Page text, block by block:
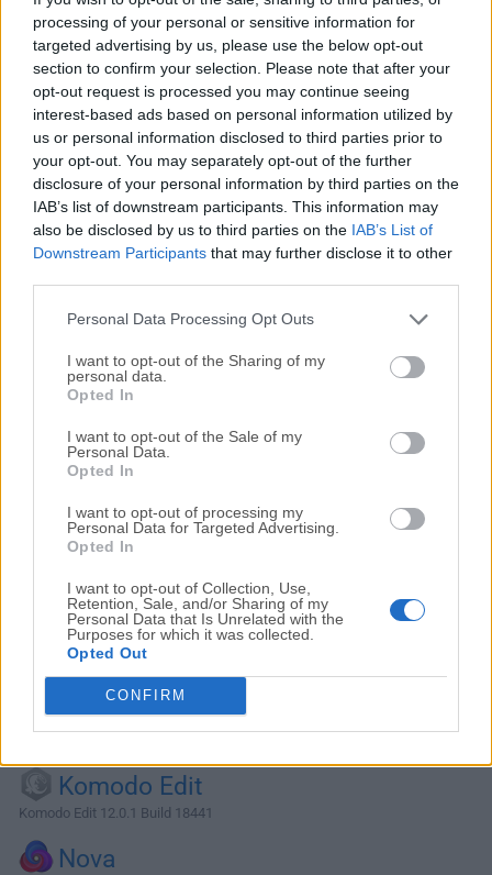
processing of your personal or sensitive information for
targeted advertising by us, please use the below opt-out
section to confirm your selection. Please note that after your
opt-out request is processed you may continue seeing
interest-based ads based on personal information utilized by
us or personal information disclosed to third parties prior to
your opt-out. You may separately opt-out of the further
disclosure of your personal information by third parties on the
IAB’s list of downstream participants. This information may
also be disclosed by us to third parties on the IAB’s List of
Downstream Participants that may further disclose it to other
Personal Data Processing Opt Outs
I want to opt-out of the Sharing of my
personal data.
Opted In
I want to opt-out of the Sale of my
Personal Data.
Opted In
I want to opt-out of processing my
Personal Data for Targeted Advertising.
Opted In
I want to opt-out of Collection, Use,
Retention, Sale, and/or Sharing of my
Personal Data that Is Unrelated with the
Purposes for which it was collected.
Opted Out
CONFIRM
moderno que facilita el diseño en el navegador. Prueba
Creative Cloud Extract (vista previa) para la aplicación para
obtener CSS limpio y minimalista directamente de un PSD
sin código generado.¿Por qué usar Brackets para macOS?
La herramienta es un editor de texto moderno, ligero pero
potente. Integra herramientas visuales en el editor para que
obtengas la ayuda adecuada cuando la necesites. Con
nuevas características y extensiones lanzadas cada 3-4
semanas, es como recibir regalos todo el año.¿Sigue
disponible el editor de texto Brackets?A partir del 1 de
septiembre de 2021, Adobe ha finalizado el soporte para
Brackets. Sin em...
Alternativas y Software Similar
Komodo Edit
Komodo Edit 12.0.1 Build 18441
Nova